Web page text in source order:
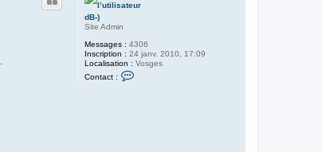
dB-)
Site Admin
Messages : 4306
Inscription : 24 janv. 2010, 17:09
Localisation : Vosges
Contact :